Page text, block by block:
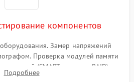
компонентов
Замер напряжений
Проверка модулей памяти
(SMART, массивы RAID)
диагностическими утилитами.
Подробнее